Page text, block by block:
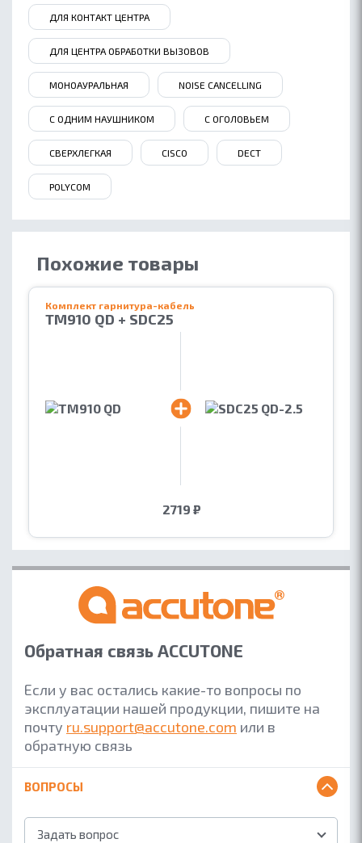
ДЛЯ КОНТАКТ ЦЕНТРА
ДЛЯ ЦЕНТРА ОБРАБОТКИ ВЫЗОВОВ
МОНОАУРАЛЬНАЯ NOISE СANCELLING
С ОДНИМ НАУШНИКОМ С ОГОЛОВЬЕМ
СВЕРХЛЕГКАЯ CISCO DECT
POLYCOM
Похожие товары
Комплект гарнитура-кабель
TM910 QD + SDC25
2719 ₽
Обратная связь ACCUTONE
Если у вас остались какие-то вопросы по
эксплуатации нашей продукции, пишите на
почту ru.support@accutone.com или в
обратную связь
ВОПРОСЫ
Задать вопрос